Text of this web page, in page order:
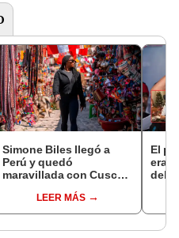
Simone Biles llegó a
Perú y quedó
maravillada con Cusco:
lo hermoso que es este
país"
LEER MÁS
El
era
del